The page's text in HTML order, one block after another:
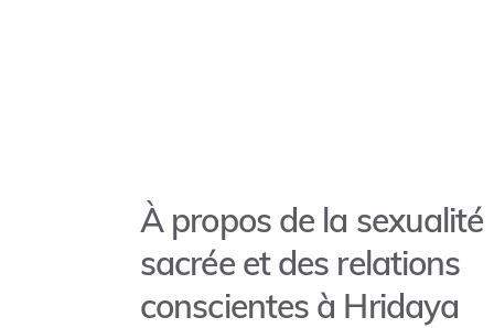
À propos de la sexualité
sacrée et des relations
conscientes à Hridaya